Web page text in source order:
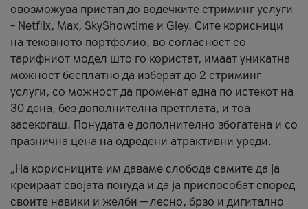
овозможува пристап до водечките стриминг услуги
– Netflix, Max, SkyShowtime и Gley. Сите корисници
на тековното портфолио, во согласност со
тарифниот модел што го користат, имаат уникатна
можност бесплатно да изберат до 2 стриминг
услуги, со можност да променат една по истекот на
30 дена, без дополнителна претплата, и тоа
засекогаш. Понудата е дополнително збогатена и со
празнична цена на одредени атрактивни уреди.
„На корисниците им даваме слобода самите да ја
креираат својата понуда и да ја приспособат според
своите навики и желби — лесно, брзо и дигитално